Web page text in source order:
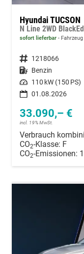
Hyundai TUCSON
N Line 2WD
sofort lieferbar
Fahrzeugnummer 1218066
Kraftstoff Benzin
Leistung 110 kW (150 PS)
01.08.2026
33.090,– €
incl. 19% MwSt.
Verbrauch
CO2-Klasse: F
CO2-Emissionen: